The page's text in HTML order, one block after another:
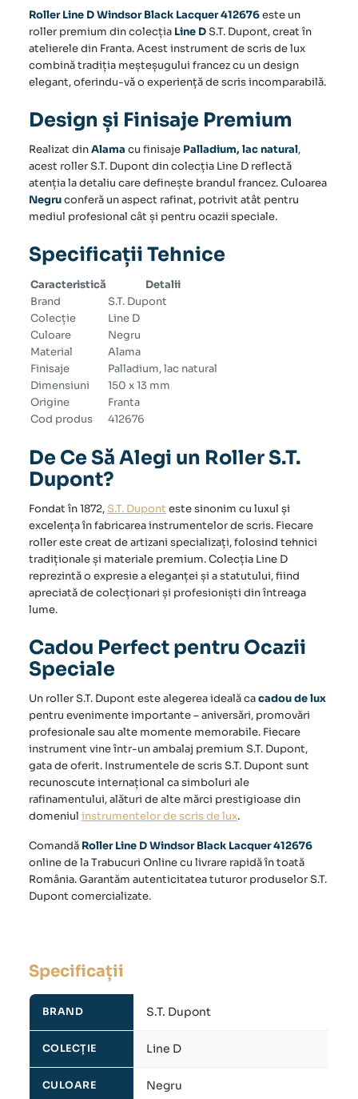
Roller Line D Windsor Black Lacquer 412676este un
roller premium din colecția Line DS.T. Dupont, creat în
atelierele din Franta. Acest instrument de scris de lux
combină tradiția meșteșugului francez cu un design
elegant, oferindu-vă o experiență de scris incomparabilă.
Design și Finisaje Premium
Realizat dinAlama cu finisaje Palladium, lac natural,
acest roller S.T. Dupont din colecția Line D reflectă
atenția la detaliu care definește brandul francez. Culoarea
Negruconferă un aspect rafinat, potrivit atât pentru
mediul profesional cât și pentru ocazii speciale.
Specificații Tehnice
Caracteristică
Detalii
Brand
S.T. Dupont
Colecție
Line D
Culoare
Negru
Material
Alama
Finisaje
Palladium, lac natural
Dimensiuni
150 x 13 mm
Origine
Franta
Cod produs
412676
De Ce Să Alegi un Roller S.T.
Dupont?
Fondat în 1872,S.T. Dupont este sinonim cu luxul și
excelența în fabricarea instrumentelor de scris. Fiecare
roller este creat de artizani specializați, folosind tehnici
tradiționale și materiale premium. Colecția Line D
reprezintă o expresie a eleganței și a statutului, fiind
apreciată de colecționari și profesioniști din întreaga
lume.
Cadou Perfect pentru Ocazii
Speciale
Un roller S.T. Dupont este alegerea ideală cacadou de lux
pentru evenimente importante – aniversări, promovări
profesionale sau alte momente memorabile. Fiecare
instrument vine într-un ambalaj premium S.T. Dupont,
gata de oferit. Instrumentele de scris S.T. Dupont sunt
recunoscute internațional ca simboluri ale
rafinamentului, alături de alte mărci prestigioase din
domeniul instrumentelor de scris de lux.
Comandă Roller Line D Windsor Black Lacquer 412676
online de la Trabucuri Online cu livrare rapidă în toată
România. Garantăm autenticitatea tuturor produselor S.T.
Dupont comercializate.
Specificații
BRAND S.T. Dupont
COLECȚIE Line D
CULOARE Negru